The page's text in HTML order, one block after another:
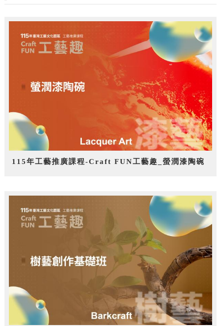
115年工藝推廣課程-Craft FUN工藝趣_螢潤漆陶碗